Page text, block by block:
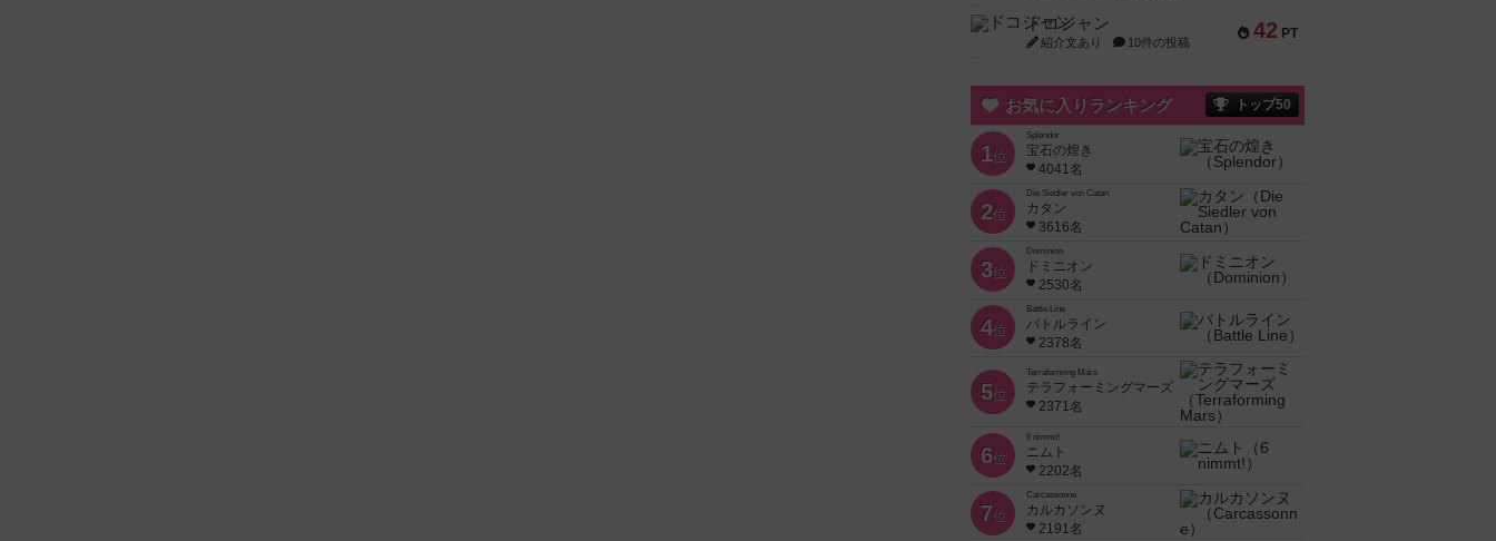
42 PT
ドコジャン
紹介文あり 10件の投稿
お気に入りランキング トップ50
1位
Splendor
宝石の煌き
4041名
2位
Die Siedler von Catan
カタン
3616名
3位
Dominion
ドミニオン
2530名
4位
Battle Line
バトルライン
2378名
5位
Terraforming Mars
テラフォーミングマーズ
2371名
6位
6 nimmt!
ニムト
2202名
7位
Carcassonne
カルカソンヌ
2191名